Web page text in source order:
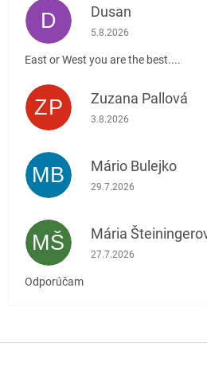
D Dusan
Hodnotenie obchodu je
5.8.2026
East or West you are the best....
ZP Zuzana Pallová
Hodnotenie obchodu je
3.8.2026
MB Mário Bulejko
Hodnotenie obchodu je
29.7.2026
MŠ Mária
Hodnotenie obchodu je
27.7.2026
Odporúčam